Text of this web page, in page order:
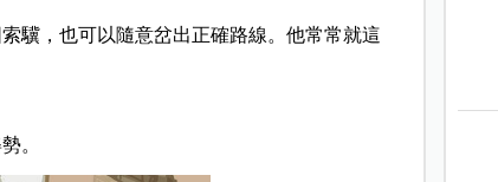
驥，也可以隨意岔出正確路線。他常常就這
。